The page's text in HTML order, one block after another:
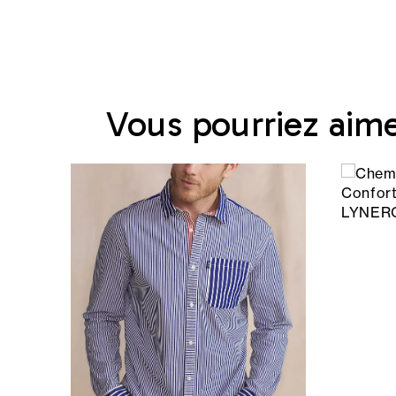
Vous pourriez